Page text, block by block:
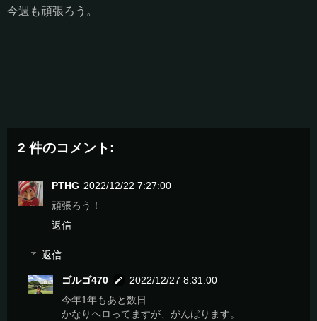
今週も頑張ろう。
2 件のコメント:
PTHG 2022/12/22 7:27:00
頑張ろう！
返信
返信
ゴルゴ470
2022/12/27 8:31:00
今年1年もあと数日
かなりヘロってますが、がんばります。